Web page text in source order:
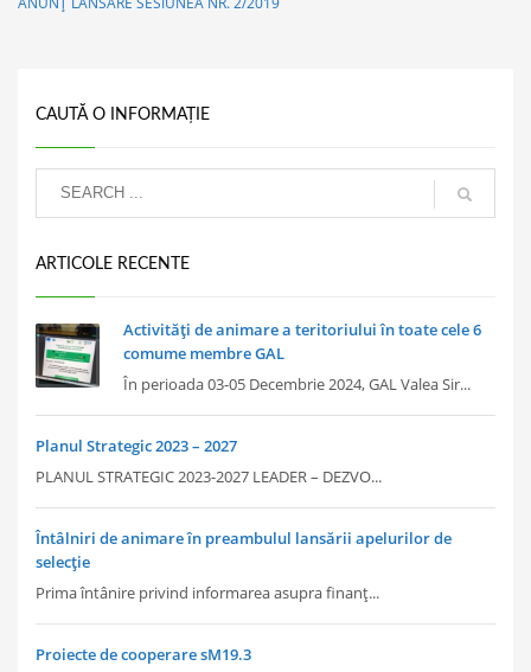
CAUTĂ O INFORMAȚIE
ARTICOLE RECENTE
Activități de animare a teritoriului în toate cele 6
comume membre GAL
În perioada 03-05 Decembrie 2024, GAL Valea Sir...
Planul Strategic 2023 – 2027
PLANUL STRATEGIC 2023-2027 LEADER – DEZVO...
Întâlniri de animare în preambulul lansării apelurilor de
selecție
Prima întânire privind informarea asupra finanț...
Proiecte de cooperare sM19.3